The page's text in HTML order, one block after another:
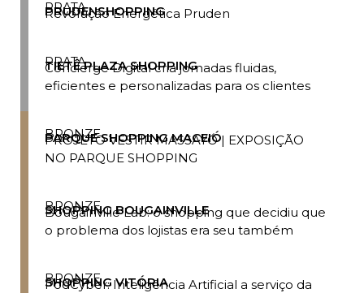
PRATA
PRUDENSHOPPING
Revolução Energética Pruden
PRATA
TIETÊ PLAZA SHOPPING
Concierge Digital cria jornadas fluidas,
eficientes e personalizadas para os clientes
BRONZE
PARQUE SHOPPING MACEIÓ
PROJETO VESTIR MASSAYÓ | EXPOSIÇÃO
NO PARQUE SHOPPING
BRONZE
SHOPPING BOUGAINVILLE
Bougainville Lab: o shopping que decidiu que
o problema dos lojistas era seu também
BRONZE
SHOPPING VITÓRIA
PodCyber: Inteligência Artificial a serviço da